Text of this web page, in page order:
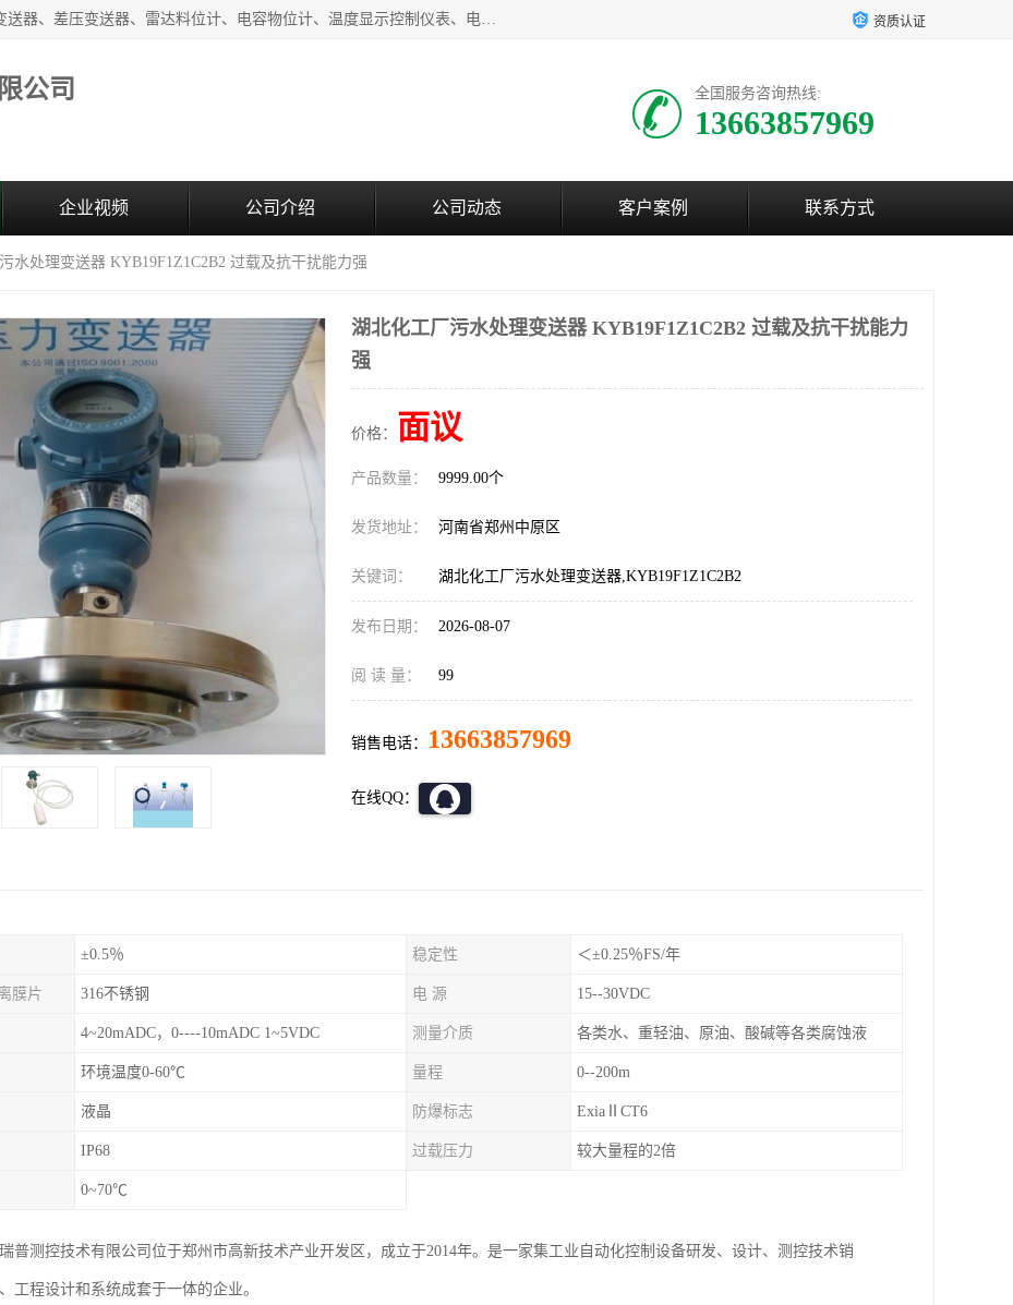
河南新瑞普测控技术有限公司主营：压力变送器、液位变送器、差压变送器、雷达料位计、电容物位计、温度显示控制仪表、电量变送器、流量计、工业自动化系统成套设备。 资质认证
公司 全国服务咨询热线:
13663857969
企业视频 公司介绍 公司动态 客户案例 联系方式
水处理变送器 KYB19F1Z1C2B2 过载及抗干扰能力强
湖北化工厂污水处理变送器 KYB19F1Z1C2B2 过载及抗干扰能力
强
价格： 面议
产品数量： 9999.00个
发货地址： 河南省郑州中原区
关键词： 湖北化工厂污水处理变送器,KYB19F1Z1C2B2
发布日期： 2026-08-07
阅 读 量： 99
销售电话： 13663857969
在线QQ：
±0.5％ 稳定性 ＜±0.25％FS/年
膜片 316不锈钢 电 源 15--30VDC
4~20mADC，0----10mADC 1~5VDC 测量介质 各类水、重轻油、原油、酸碱等各类腐蚀液
环境温度0-60℃ 量程 0--200m
液晶 防爆标志 ExiaⅡCT6
IP68 过载压力 较大量程的2倍
0~70℃
普测控技术有限公司位于郑州市高新技术产业开发区，成立于2014年。是一家集工业自动化控制设备研发、设计、测控技术销
工程设计和系统成套于一体的企业。